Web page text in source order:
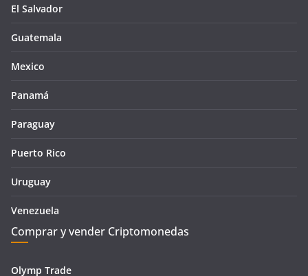
El Salvador
Guatemala
Mexico
Panamá
Paraguay
Puerto Rico
Uruguay
Venezuela
Comprar y vender Criptomonedas
Olymp Trade